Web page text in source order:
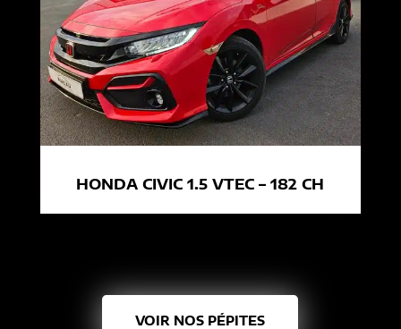
HONDA CIVIC 1.5 VTEC – 182 CH
VOIR NOS PÉPITES